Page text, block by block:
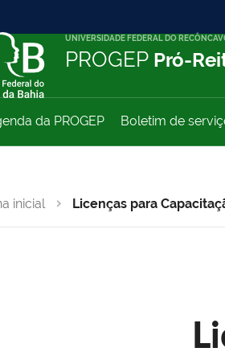
UNIVERSIDADE FEDERAL DO
PROGEP Pró-
da PROGEP Boletim de
inicial Licenças para